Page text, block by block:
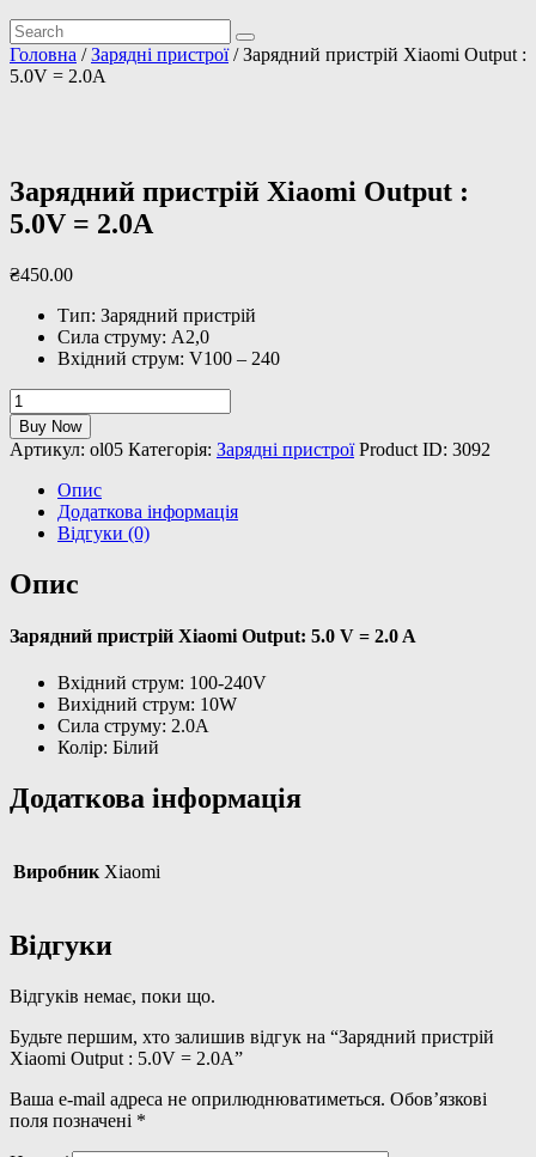
Головна /Зарядні пристрої/ Зарядний пристрій Xiaomi Output :
5.0V = 2.0A
Зарядний пристрій Xiaomi Output :
5.0V = 2.0A
₴450.00
Тип: Зарядний пристрій
Сила струму: А2,0
Вхідний струм: V100 – 240
Зарядний
пристрій
Xiaomi
Output
5.0V
кількість
Buy Now
Артикул: ol05 Категорія: Зарядні пристрої Product ID: 3092
Опис
Додаткова інформація
Відгуки (0)
Опис
Зарядний пристрій Xiaomi Output: 5.0 V = 2.0 A
Вхідний струм: 100-240V
Вихідний струм: 10W
Сила струму: 2.0A
Колір: Білий
Додаткова інформація
Виробник Xiaomi
Відгуки
Відгуків немає, поки що.
Будьте першим, хто залишив відгук на “Зарядний пристрій
Xiaomi Output : 5.0V = 2.0A”
Ваша e-mail адреса не оприлюднюватиметься. Обов’язкові
поля позначені *